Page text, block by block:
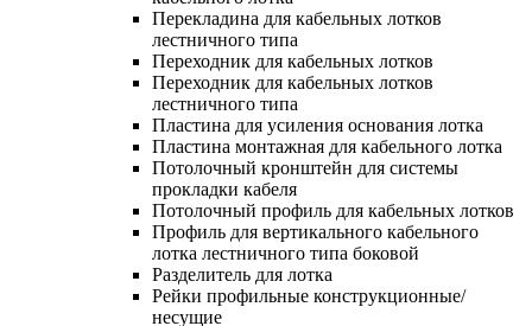
Перекладина для кабельных лотков
лестничного типа
Переходник для кабельных лотков
Переходник для кабельных лотков
лестничного типа
Пластина для усиления основания лотка
Пластина монтажная для кабельного лотка
Потолочный кронштейн для системы
прокладки кабеля
Потолочный профиль для кабельных лотков
Профиль для вертикального кабельного
лотка лестничного типа боковой
Разделитель для лотка
Рейки профильные конструкционные/
несущие